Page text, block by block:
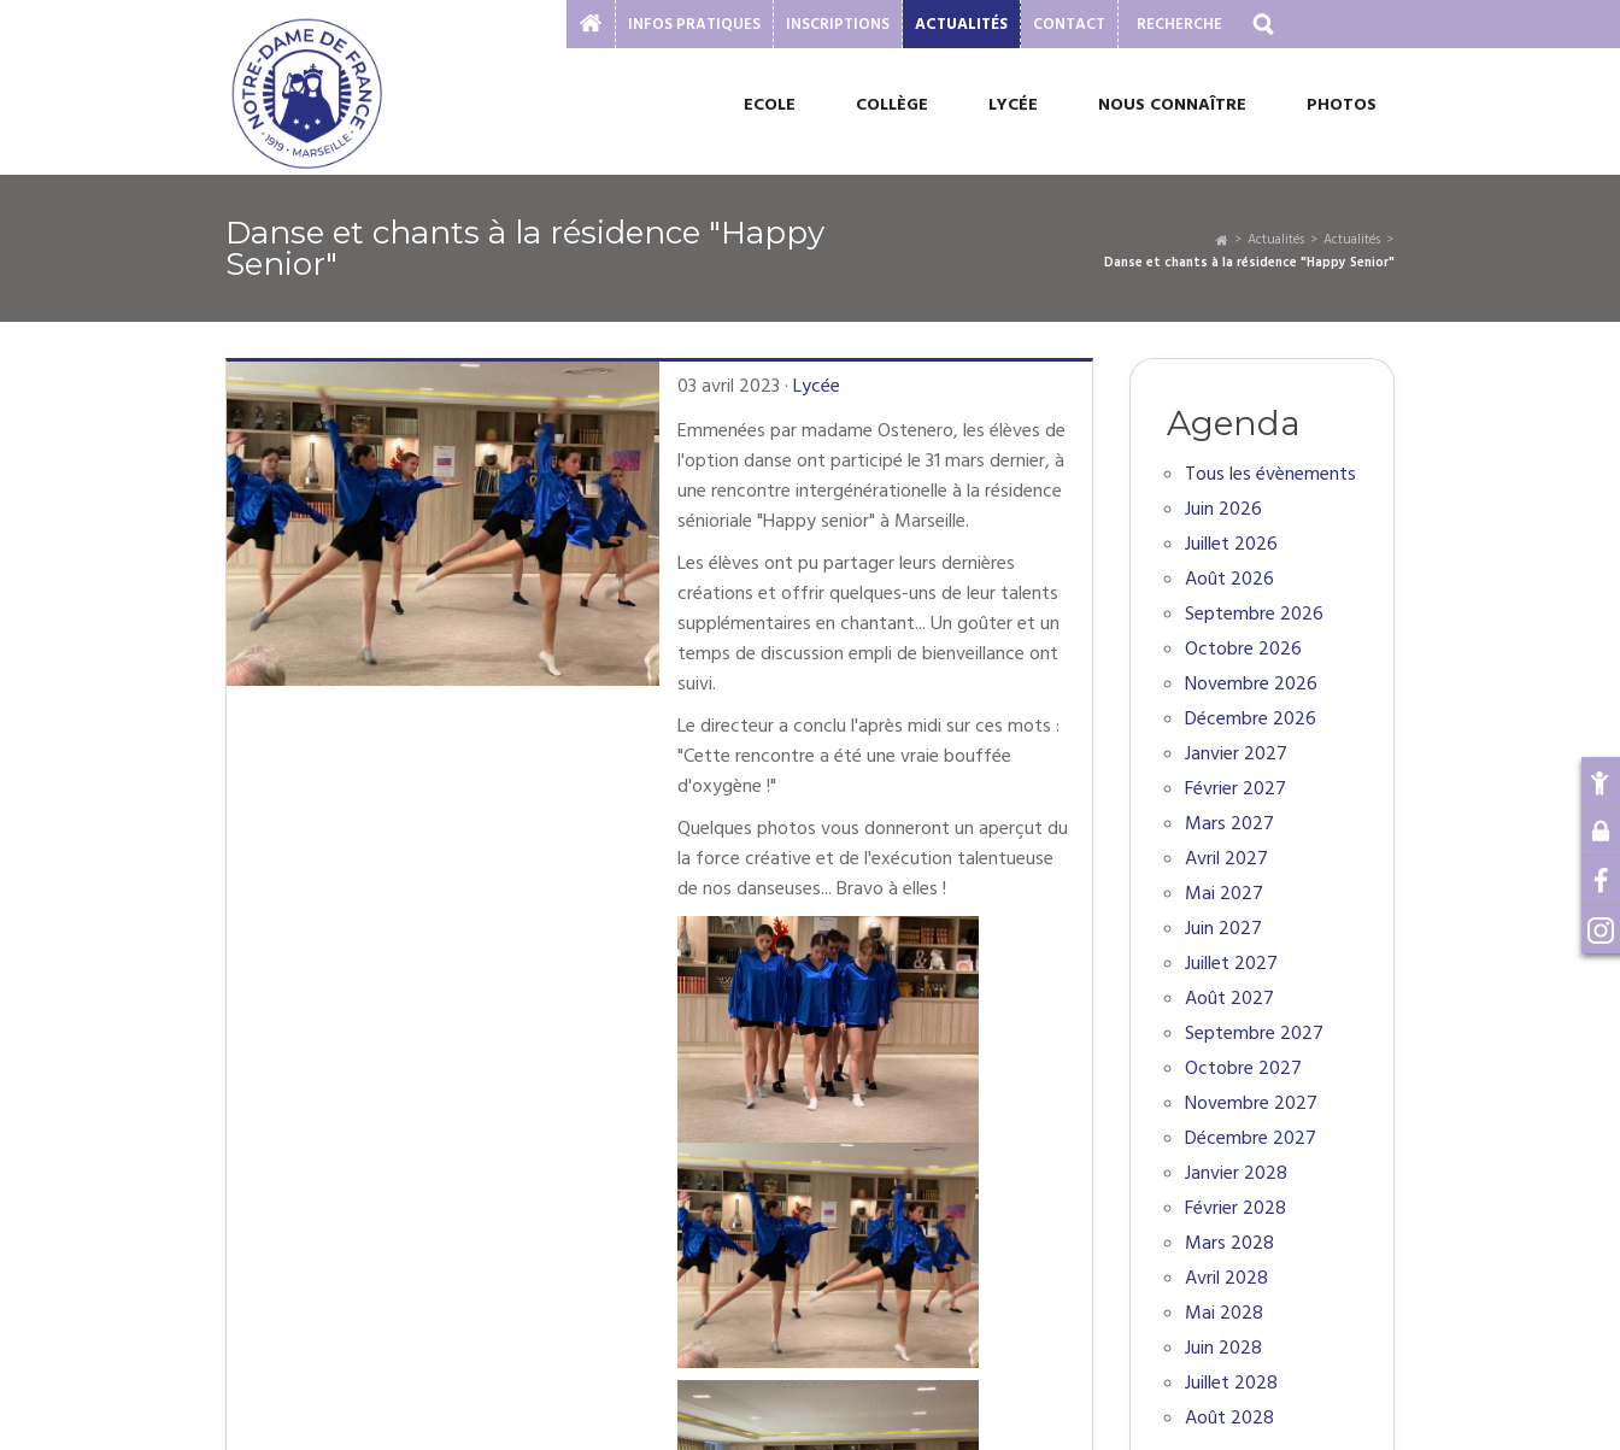
INFOS PRATIQUES INSCRIPTIONS ACTUALITÉS CONTACT
ECOLE COLLÈGE LYCÉE NOUS CONNAÎTRE PHOTOS
Danse et chants à la résidence "Happy
Senior"
Actualités
Actualités
Danse et chants à la résidence "Happy Senior"
03 avril 2023 · Lycée
Emmenées par madame Ostenero, les élèves de
l'option danse ont participé le 31 mars dernier, à
une rencontre intergénérationelle à la résidence
sénioriale "Happy senior" à Marseille.
Les élèves ont pu partager leurs dernières
créations et offrir quelques-uns de leur talents
supplémentaires en chantant... Un goûter et un
temps de discussion empli de bienveillance ont
suivi.
Le directeur a conclu l'après midi sur ces mots :
"Cette rencontre a été une vraie bouffée
d'oxygène !"
Quelques photos vous donneront un aperçut du
la force créative et de l'exécution talentueuse
de nos danseuses... Bravo à elles !
Agenda
Tous les évènements
Juin 2026
Juillet 2026
Août 2026
Septembre 2026
Octobre 2026
Novembre 2026
Décembre 2026
Janvier 2027
Février 2027
Mars 2027
Avril 2027
Mai 2027
Juin 2027
Juillet 2027
Août 2027
Septembre 2027
Octobre 2027
Novembre 2027
Décembre 2027
Janvier 2028
Février 2028
Mars 2028
Avril 2028
Mai 2028
Juin 2028
Juillet 2028
Août 2028